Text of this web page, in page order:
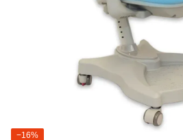
−16%